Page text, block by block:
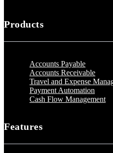
Products
Accounts Payable
Accounts Receivable
Travel and Expense
Payment Automation
Cash Flow Management
Features